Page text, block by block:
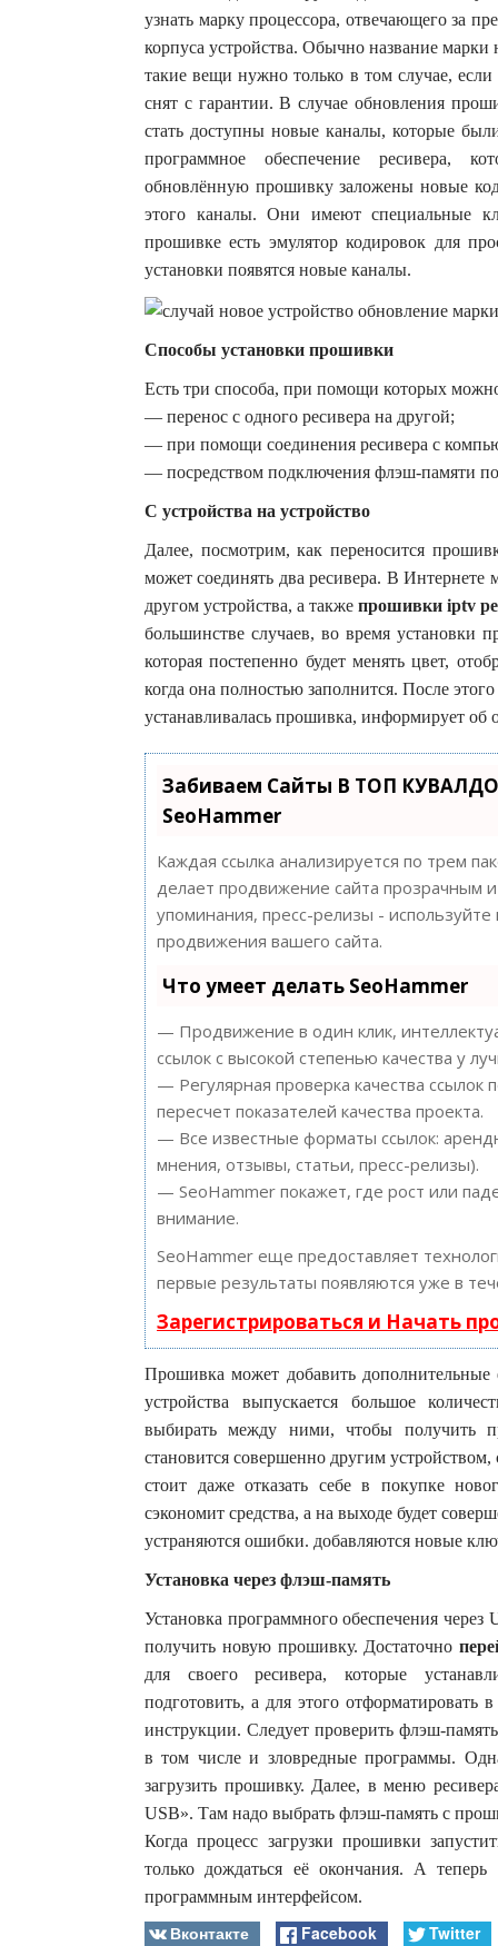
узнать марку процессора, отвечающего за
корпуса устройства. Обычно название
такие вещи нужно только в том случае,
снят с гарантии. В случае обновления
стать доступны новые каналы, которые
программное обеспечение ресивера,
обновлённую прошивку заложены новые
этого каналы. Они имеют специальные
прошивке есть эмулятор кодировок для
установки появятся новые каналы.
Способы установки прошивки
Есть три способа, при помощи которых
— перенос с одного ресивера на другой;
— при помощи соединения ресивера с
— посредством подключения флэш-памяти
С устройства на устройство
Далее, посмотрим, как переносится
может соединять два ресивера. В
другом устройства, а также прошивки iptv
большинстве случаев, во время установки
которая постепенно будет менять цвет,
когда она полностью заполнится. После
устанавливалась прошивка, информирует об
Забиваем Сайты В ТОП
SeoHammer
Каждая ссылка анализируется по трем
делает продвижение сайта прозрачным
упоминания, пресс-релизы -
продвижения вашего сайта.
Что умеет делать SeoHammer
— Продвижение в один клик,
ссылок с высокой степенью качества у
— Регулярная проверка качества
пересчет показателей качества проекта.
— Все известные форматы ссылок:
мнения, отзывы, статьи, пресс-релизы).
— SeoHammer покажет, где рост или
внимание.
SeoHammer еще предоставляет
первые результаты появляются уже в
Зарегистрироваться и Начать
Прошивка может добавить
устройства выпускается большое
выбирать между ними, чтобы получить
становится совершенно другим
стоит даже отказать себе в покупке
сэкономит средства, а на выходе будет
устраняются ошибки. добавляются новые
Установка через флэш-память
Установка программного обеспечения
получить новую прошивку. Достаточно
для своего ресивера, которые
подготовить, а для этого отформатировать
инструкции. Следует проверить флэш-
в том числе и зловредные программы.
загрузить прошивку. Далее, в меню
USB». Там надо выбрать флэш-память с
Когда процесс загрузки прошивки
только дождаться её окончания. А
программным интерфейсом.
Вконтакте Facebook Twitter